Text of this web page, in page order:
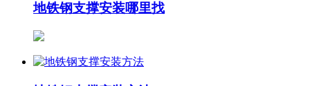
地铁钢支撑安装哪里找